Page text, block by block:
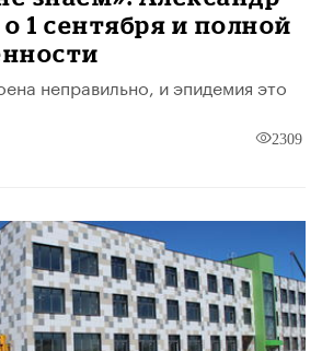
1 сентября и полной
неправильно, и эпидемия это
2309